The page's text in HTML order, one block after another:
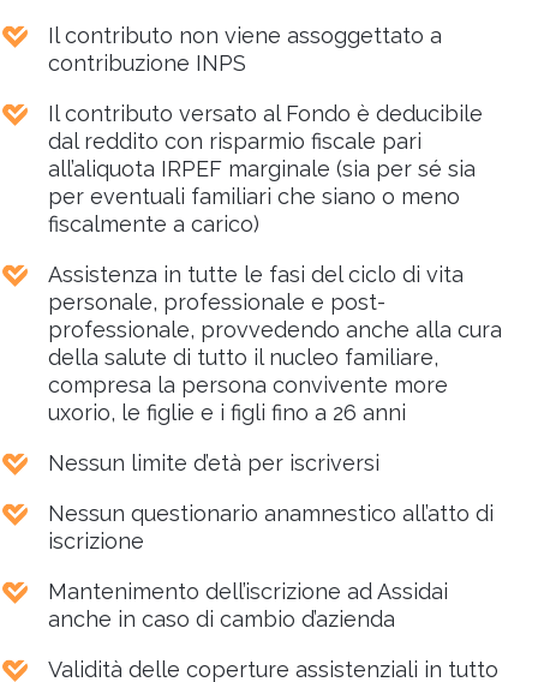
Il contributo non viene assoggettato a
contribuzione INPS
Il contributo versato al Fondo è deducibile
dal reddito con risparmio fiscale pari
all’aliquota IRPEF marginale (sia per sé sia
per eventuali familiari che siano o meno
fiscalmente a carico)
Assistenza in tutte le fasi del ciclo di vita
personale, professionale e post-
professionale, provvedendo anche alla cura
della salute di tutto il nucleo familiare,
compresa la persona convivente more
uxorio, le figlie e i figli fino a 26 anni
Nessun limite d’età per iscriversi
Nessun questionario anamnestico all’atto di
iscrizione
Mantenimento dell’iscrizione ad Assidai
anche in caso di cambio d’azienda
Validità delle coperture assistenziali in tutto